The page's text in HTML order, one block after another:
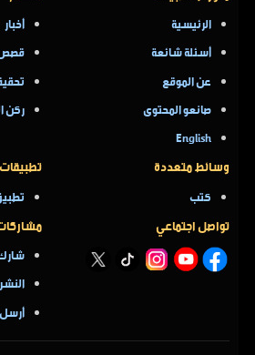
الرئيسية
أسئلة شائعة
عن الموقع
صانعو المحتوى
English
أخبار
قصص
ركن
وسائط متعددة
كتب
تطبيقات
تواصل اجتماعي